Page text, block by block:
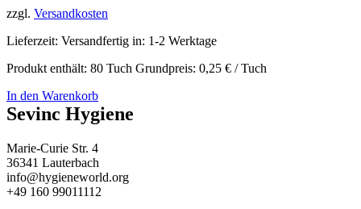
zzgl. Versandkosten
Lieferzeit: Versandfertig in: 1-2 Werktage
Produkt enthält: 80 Tuch Grundpreis: 0,25 € /Tuch
In den Warenkorb
Sevinc Hygiene
Marie-Curie Str. 4
36341 Lauterbach
info@hygieneworld.org
+49 160 99011112